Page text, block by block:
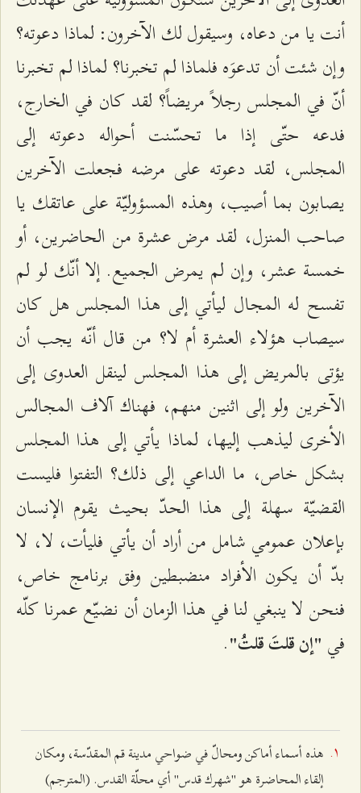
أنت يا من دعاه، وسيقول لك الآخرون: لماذا دعوته؟
وإن شئت أن تدعوَه فلماذا لم تخبرنا؟ لماذا لم تخبرنا
أنّ في المجلس رجلاً مريضاً؟ لقد كان في الخارج،
فدعه حتّى إذا ما تحسّنت أحواله دعوته إلى
المجلس، لقد دعوته على مرضه فجعلت الآخرين
يصابون بما أصيب، وهذه المسؤوليّة على عاتقك يا
صاحب المنزل، لقد مرض عشرة من الحاضرين، أو
خمسة عشر، وإن لم يمرض الجميع. إلا أنّك لو لم
تفسح له المجال ليأتي إلى هذا المجلس هل كان
سيصاب هؤلاء العشرة أم لا؟ من قال أنّه يجب أن
يؤتى بالمريض إلى هذا المجلس لينقل العدوى إلى
الآخرين ولو إلى اثنين منهم، فهناك آلاف المجالس
الأخرى ليذهب إليها، لماذا يأتي إلى هذا المجلس
بشكل خاص، ما الداعي إلى ذلك؟ التفتوا فليست
القضيّة سهلة إلى هذا الحدّ بحيث يقوم الإنسان
بإعلان عمومي شامل من أراد أن يأتي فليأت، لا، لا
بدّ أن يكون الأفراد منضبطين وفق برنامج خاص،
فنحن لا ينبغي لنا في هذا الزمان أن نضيّع عمرنا كلّه
في "إن قلتَ قلتُ".
هذه أسماء أماكن ومحالّ في ضواحي مدينة قم المقدّسة، ومكان
إلقاء المحاضرة هو "شهرك قدس" أي محلّة القدس. (المترجم)